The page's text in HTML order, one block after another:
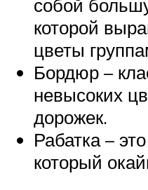
собой
которой
цветы
Бордюр –
невысоких
дорожек.
Рабатка –
который